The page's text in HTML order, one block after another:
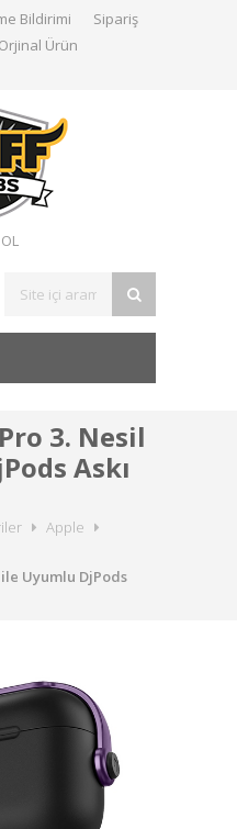
Bildirimi
Sipariş
Orjinal Ürün
3. Nesil
Askı
Apple
Uyumlu DjPods